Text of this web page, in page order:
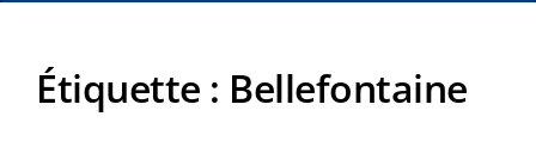
Étiquette : Bellefontaine